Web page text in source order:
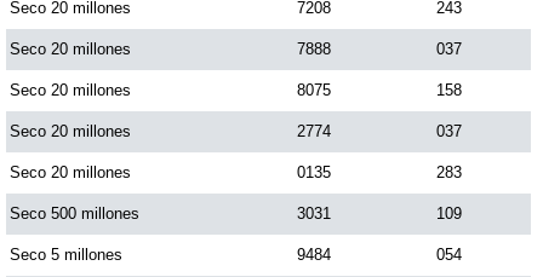
Seco 20 millones 7208 243
Seco 20 millones 7888 037
Seco 20 millones 8075 158
Seco 20 millones 2774 037
Seco 20 millones 0135 283
Seco 500 millones 3031 109
Seco 5 millones 9484 054